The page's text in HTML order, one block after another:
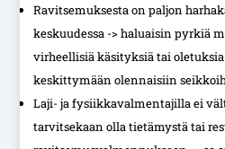
Ravitsemuksesta on paljon
keskuudessa -> haluaisin pyrkiä
virheellisiä käsityksiä tai
keskittymään olennaisiin
Laji- ja fysiikkavalmentajilla ei
tarvitsekaan olla tietämystä tai